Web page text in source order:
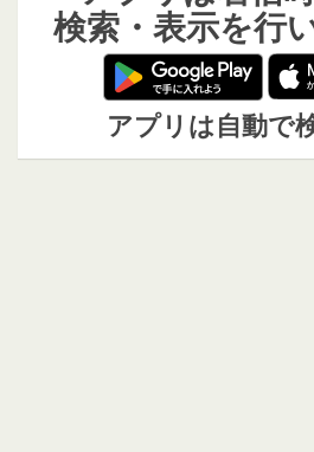
検索・表示を行
アプリは自動で